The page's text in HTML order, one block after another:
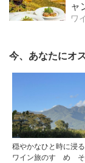
ャ
役
ワ
今、あなたにオ
穏やかなひと時に浸
ワイン旅のすゝめ